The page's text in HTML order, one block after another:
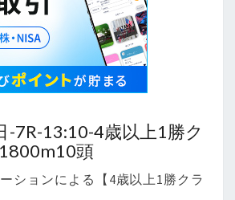
-7R-13:10-4歳以上1勝ク
頭
ションによる【4歳以上1勝クラ